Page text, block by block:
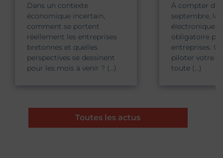
Dans un contexte
économique incertain,
comment se portent
réellement les entreprises
bretonnes et quelles
perspectives se dessinent
pour les mois à venir ? (…)
À compter du
septembre, la
électronique
obligatoire
entreprises.
piloter votre
toute (…)
Toutes les actus